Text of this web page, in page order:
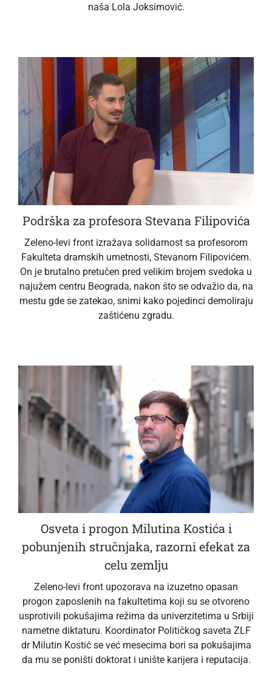
naša Lola Joksimović.
Podrška za profesora Stevana Filipovića
Zeleno-levi front izražava solidarnost sa profesorom
Fakulteta dramskih umetnosti, Stevanom Filipovićem.
On je brutalno pretučen pred velikim brojem svedoka u
najužem centru Beograda, nakon što se odvažio da, na
mestu gde se zatekao, snimi kako pojedinci demoliraju
zaštićenu zgradu.
Osveta i progon Milutina Kostića i
pobunjenih stručnjaka, razorni efekat za
celu zemlju
Zeleno-levi front upozorava na izuzetno opasan
progon zaposlenih na fakultetima koji su se otvoreno
usprotivili pokušajima režima da univerzitetima u Srbiji
nametne diktaturu. Koordinator Političkog saveta ZLF
dr Milutin Kostić se već mesecima bori sa pokušajima
da mu se poništi doktorat i unište karijera i reputacija.